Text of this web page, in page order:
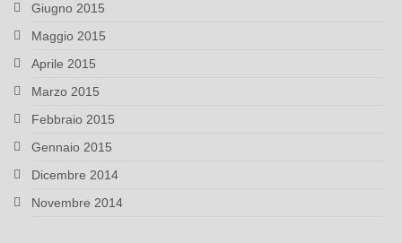
Giugno 2015
Maggio 2015
Aprile 2015
Marzo 2015
Febbraio 2015
Gennaio 2015
Dicembre 2014
Novembre 2014